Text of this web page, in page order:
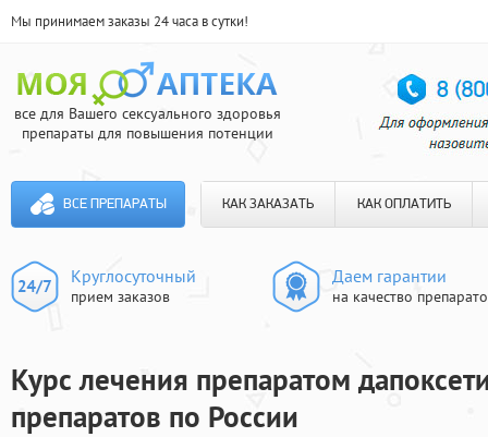
Мы принимаем заказы 24 часа в сутки!
все для Вашего сексуального здоровья
препараты для повышения потенции
ВСЕ ПРЕПАРАТЫ КАК ЗАКАЗАТЬ КАК ОПЛАТИТЬ
Круглосуточный
прием заказов
Даем гарантии
на качество
Курс лечения препаратом
препаратов по России